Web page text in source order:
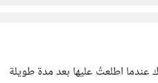
عندما اطلعتُ عليها بعد مدة طويلة